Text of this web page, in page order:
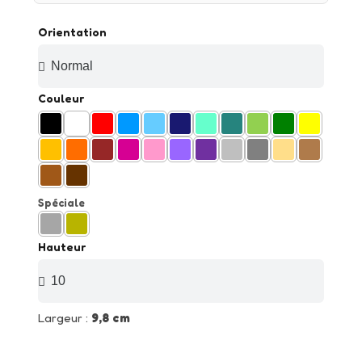
Orientation
Couleur
Spéciale
Hauteur
Largeur : 9,8 cm